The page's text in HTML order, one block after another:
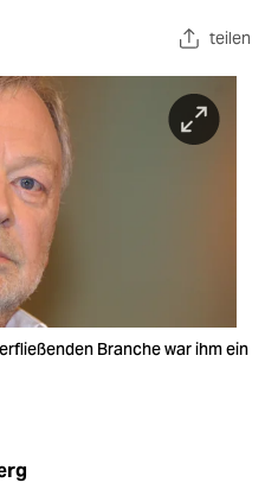
teilen
Branche war ihm ein